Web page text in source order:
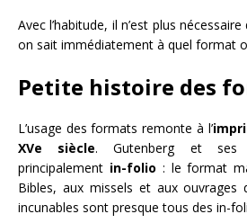
Avec l’habitude, il n’est plus
on sait immédiatement à quel format
Petite histoire des
L’usage des formats remonte à l’
XVe siècle. Gutenberg et ses
principalement in-folio : le format
Bibles, aux missels et aux ouvrages
incunables sont presque tous des in-